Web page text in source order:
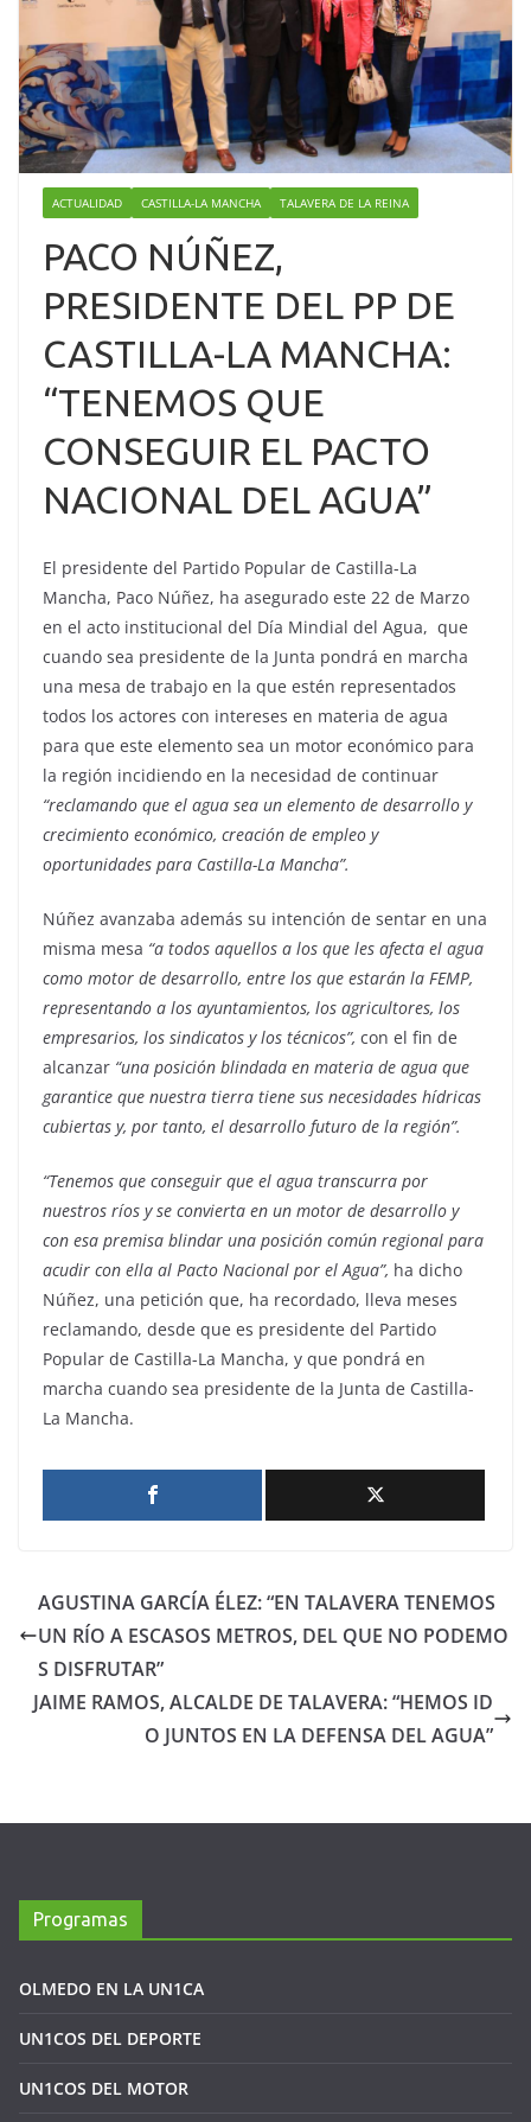
ACTUALIDAD CASTILLA-LA MANCHA TALAVERA DE LA REINA
PACO NÚÑEZ,
PRESIDENTE DEL PP DE
CASTILLA-LA MANCHA:
“TENEMOS QUE
CONSEGUIR EL PACTO
NACIONAL DEL AGUA”
El presidente del Partido Popular de Castilla-La
Mancha, Paco Núñez, ha asegurado este 22 de Marzo
en el acto institucional del Día Mindial del Agua, que
cuando sea presidente de la Junta pondrá en marcha
una mesa de trabajo en la que estén representados
todos los actores con intereses en materia de agua
para que este elemento sea un motor económico para
la región incidiendo en la necesidad de continuar
“reclamando que el agua sea un elemento de desarrollo y
crecimiento económico, creación de empleo y
oportunidades para Castilla-La Mancha”.
Núñez avanzaba además su intención de sentar en una
misma mesa “a todos aquellos a los que les afecta el agua
como motor de desarrollo, entre los que estarán la FEMP,
representando a los ayuntamientos, los agricultores, los
empresarios, los sindicatos y los técnicos”, con el fin de
alcanzar “una posición blindada en materia de agua que
garantice que nuestra tierra tiene sus necesidades hídricas
cubiertas y, por tanto, el desarrollo futuro de la región”.
“Tenemos que conseguir que el agua transcurra por
nuestros ríos y se convierta en un motor de desarrollo y
con esa premisa blindar una posición común regional para
acudir con ella al Pacto Nacional por el Agua”, ha dicho
Núñez, una petición que, ha recordado, lleva meses
reclamando, desde que es presidente del Partido
Popular de Castilla-La Mancha, y que pondrá en
marcha cuando sea presidente de la Junta de Castilla-
La Mancha.
AGUSTINA GARCÍA ÉLEZ: “EN TALAVERA TENEMOS
UN RÍO A ESCASOS METROS, DEL QUE NO PODEMO
S DISFRUTAR”
JAIME RAMOS, ALCALDE DE TALAVERA: “HEMOS ID
O JUNTOS EN LA DEFENSA DEL AGUA”
Programas
OLMEDO EN LA UN1CA
UN1COS DEL DEPORTE
UN1COS DEL MOTOR